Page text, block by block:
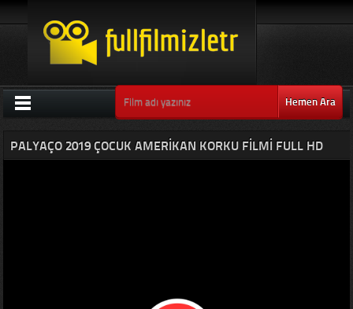
Hemen Ara
PALYAÇO 2019 ÇOCUK AMERIKAN KORKU FILMI FULL HD